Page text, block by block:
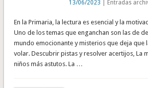
13/06/2023 | Entradas
En la Primaria, la lectura es esencial y la
Uno de los temas que enganchan son las de
mundo emocionante y misterios que deja que
volar. Descubrir pistas y resolver acertijos, La
niños más astutos. La …